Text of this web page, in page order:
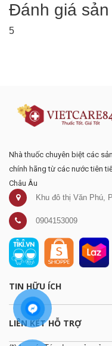
Đánh giá sản
5
Nhà thuốc chuyên biệt các
chính hãng từ các nước tiên
Châu Âu
Khu đô thị Văn Phú,
0904153009
TIN HỮU ÍCH
LIÊN KẾT HỖ TRỢ